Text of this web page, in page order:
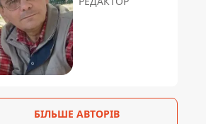
БІЛЬШЕ АВТОРІВ